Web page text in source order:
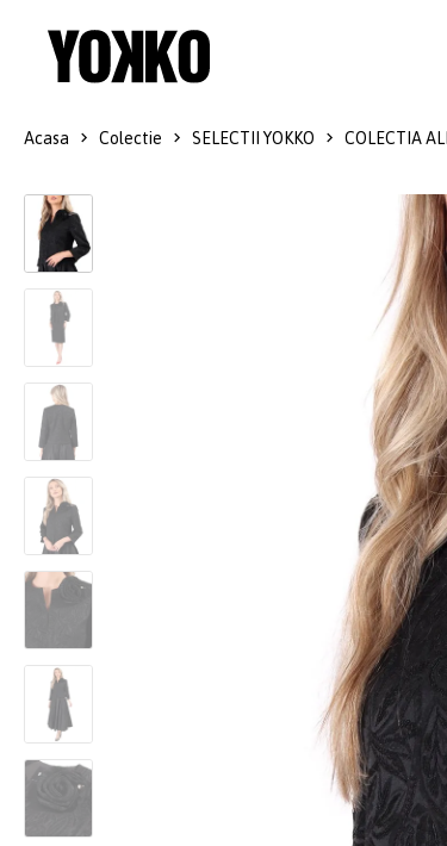
LITTLE BLACK DRESS
ROCHII LUNGI
ROCHII DE DANTELA
COSTUME DAMA
IDEI DE CADOURI
SMART-CASUAL
STILUL NAVY
COLECTIA ALB-
Acasa Colectie SELECTII YOKKO COLECTIA